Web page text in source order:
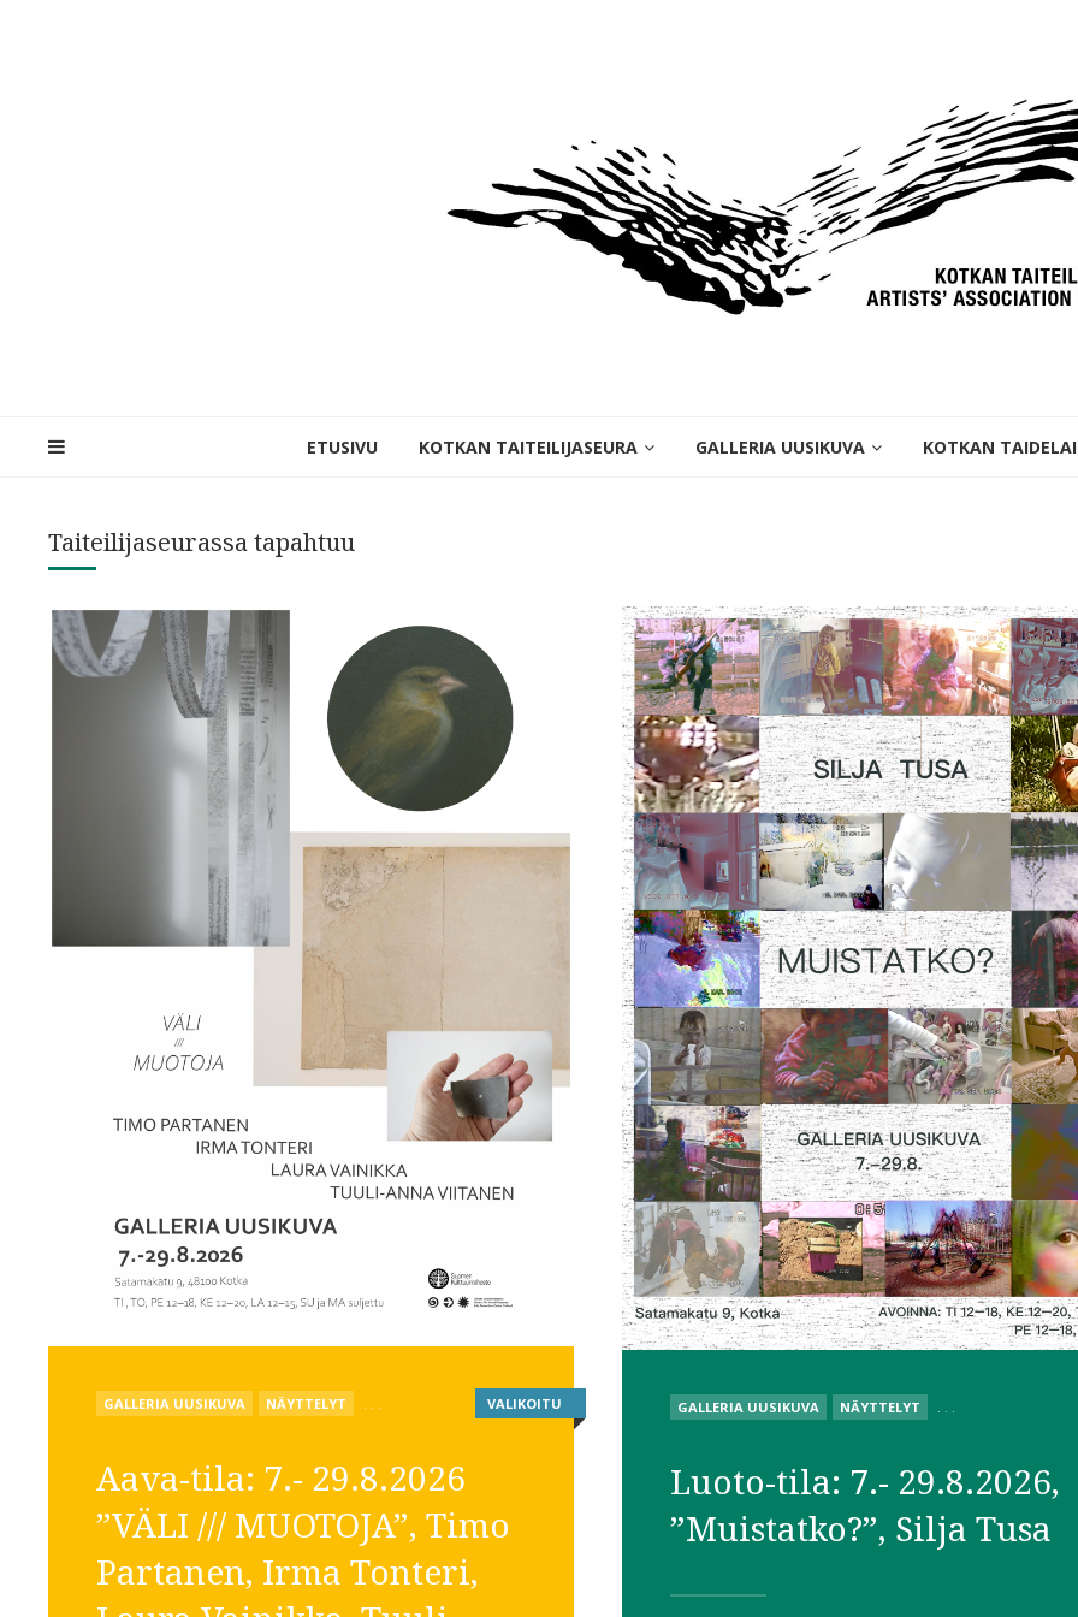
ETUSIVU KOTKAN TAITEILIJASEURA GALLERIA UUSIKUVA KOTKAN
Taiteilijaseurassa tapahtuu
POSTED
IN
GALLERIA UUSIKUVA NÄYTTELYT . . . VALIKOITU
Aava-tila: 7.- 29.8.2026
”VÄLI /// MUOTOJA”, Timo
Partanen, Irma Tonteri,
POSTED
IN
GALLERIA UUSIKUVA NÄYTTELYT
Luoto-tila: 7.- 29.8.2026,
”Muistatko?”, Silja Tusa